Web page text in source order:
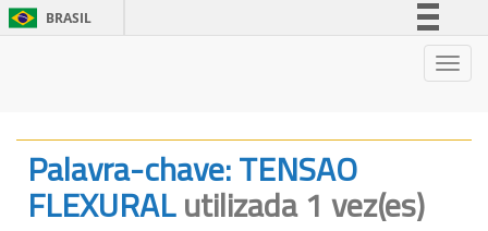
BRASIL
Legislação
Canais
Palavra-chave: TENSAO
FLEXURALutilizada 1 vez(es)